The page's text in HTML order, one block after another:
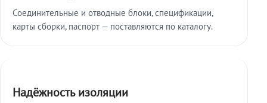
Соединительные и отводные блоки, спецификации,
карты сборки, паспорт — поставляются по каталогу.
Надёжность изоляции